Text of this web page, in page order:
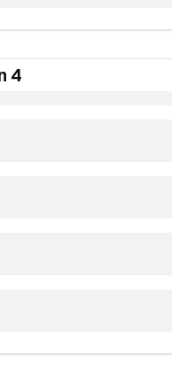
4